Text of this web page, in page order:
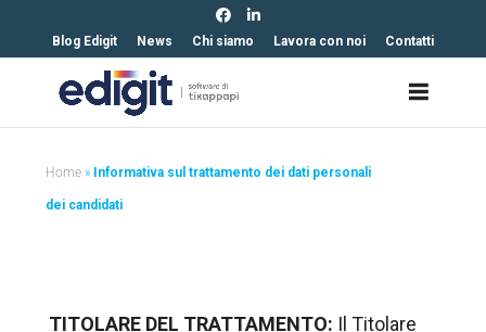
Blog Edigit News Chi siamo Lavora con noi Contatti
Home » Informativa sul trattamento dei dati personali
dei candidati
TITOLARE DEL TRATTAMENTO: Il Titolare